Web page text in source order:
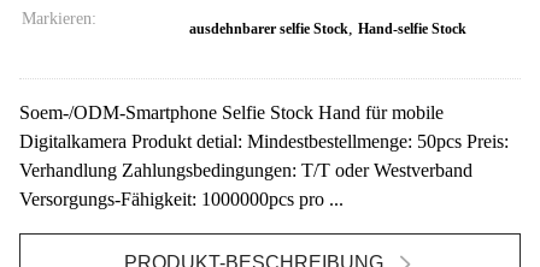
Markieren:
ausdehnbarer selfie Stock Hand-selfie Stock
Soem-/ODM-Smartphone Selfie Stock Hand für mobile
Digitalkamera Produkt detial: Mindestbestellmenge: 50pcs Preis:
Verhandlung Zahlungsbedingungen: T/T oder Westverband
Versorgungs-Fähigkeit: 1000000pcs pro ...
PRODUKT-BESCHREIBUNG